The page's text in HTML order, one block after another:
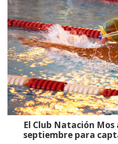
El Club Natación
septiembre para